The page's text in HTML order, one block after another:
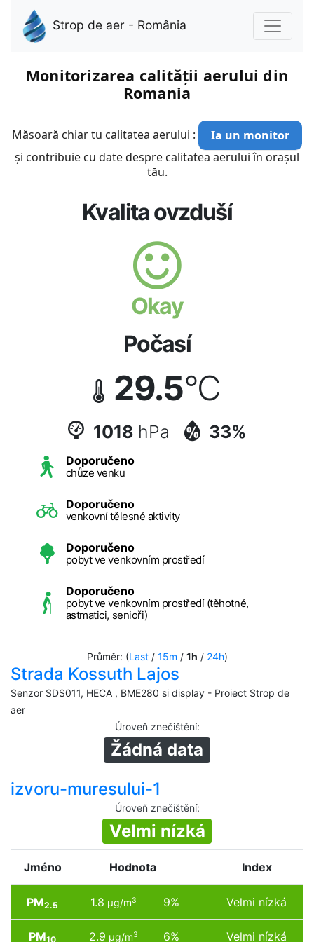
Strop de aer - România
Monitorizarea calității aerului din
Romania
Măsoară chiar tu calitatea aerului :
Ia un monitor
și contribuie cu date despre calitatea aerului în orașul
tău.
Kvalita ovzduší
Okay
Počasí
29.5°C
1018 hPa 33%
Doporučeno
chůze venku
Doporučeno
venkovní tělesné aktivity
Doporučeno
pobyt ve venkovním prostředí
Doporučeno
pobyt ve venkovním prostředí (těhotné,
astmatici, senioři)
Průměr: (Last/ 15m / 1h / 24h)
Strada Kossuth Lajos
Senzor SDS011, HECA , BME280 si display - Proiect Strop de
aer
Úroveň znečištění:
Žádná data
izvoru-muresului-1
Úroveň znečištění:
Velmi nízká
Jméno Hodnota Index
PM2.5 1.8 µg/m3 9% Velmi nízká
PM10 2.9 µg/m3 6% Velmi nízká